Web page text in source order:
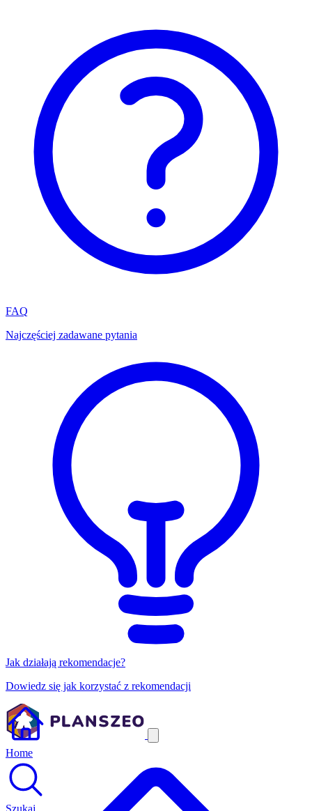
FAQ
Najczęściej zadawane pytania
Jak działają rekomendacje?
Dowiedz się jak korzystać z rekomendacji
Home
Szukaj